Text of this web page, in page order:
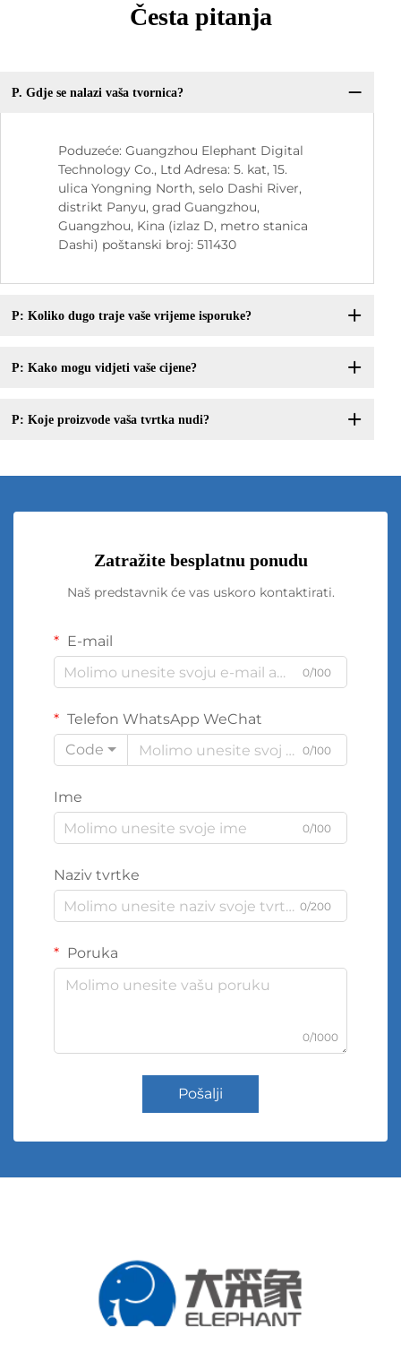
Česta pitanja
P. Gdje se nalazi vaša tvornica?
Poduzeće: Guangzhou Elephant Digital
Technology Co., Ltd Adresa: 5. kat, 15.
ulica Yongning North, selo Dashi River,
distrikt Panyu, grad Guangzhou,
Guangzhou, Kina (izlaz D, metro stanica
Dashi) poštanski broj: 511430
P: Koliko dugo traje vaše vrijeme isporuke?
P: Kako mogu vidjeti vaše cijene?
P: Koje proizvode vaša tvrtka nudi?
Zatražite besplatnu ponudu
Naš predstavnik će vas uskoro kontaktirati.
E-mail
0/100
Telefon WhatsApp WeChat
Code
0/100
Ime
0/100
Naziv tvrtke
0/200
Poruka
0/1000
Pošalji